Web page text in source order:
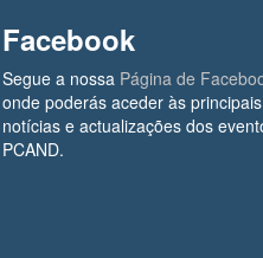
Facebook
Segue a nossa Página de
onde poderás aceder às principais
notícias e actualizações dos
PCAND.